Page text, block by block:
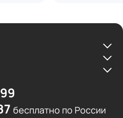
бесплатно по России